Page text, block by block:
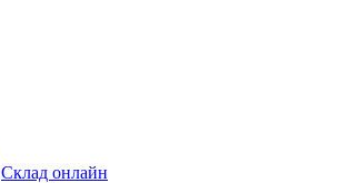
Склад онлайн